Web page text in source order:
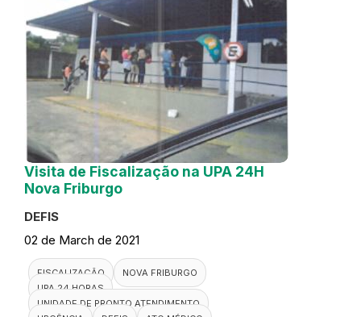
Visita de Fiscalização na UPA 24H
Nova Friburgo
DEFIS
02 de March de 2021
FISCALIZAÇÃO
NOVA FRIBURGO
UPA 24 HORAS
UNIDADE DE PRONTO ATENDIMENTO